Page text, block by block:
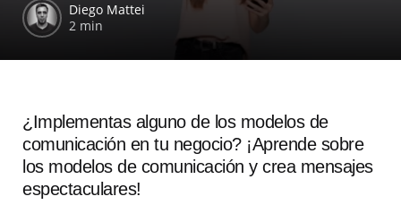
Diego Mattei
2 min
¿Implementas alguno de los modelos de
comunicación en tu negocio? ¡Aprende sobre
los modelos de comunicación y crea mensajes
espectaculares!